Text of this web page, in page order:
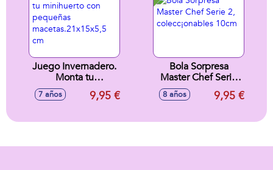
Juego Invernadero.
Monta tu
minihuerto con
pequeñas
cm
7 años 9,95 €
Bola Sorpresa
Master Chef Serie
2, colecc¡onables
10cm
8 años 9,95 €